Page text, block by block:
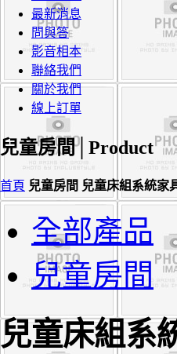
最新消息
問與答
影音相本
聯絡我們
關於我們
線上訂單
兒童房間│ Product
首頁 兒童房間 兒童床組系統家
全部產品
兒童房間
兒童床組系